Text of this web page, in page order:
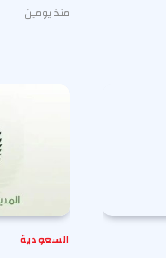
منذ يومين
السعودية